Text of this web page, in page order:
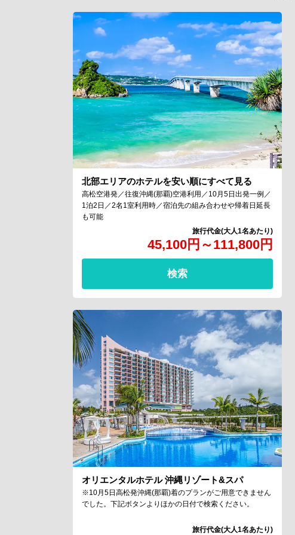
北部エリアのホテルを安い順にすべて見る
45,100円 ～111,800円
高松空港発／往復沖縄(那覇)空港利用／10月5日出発一例／
1泊2日／2名1室利用時／宿泊先の組み合わせや帰着日延長
も可能
検索
オリエンタルホテル 沖縄リゾート&スパ
※10月5日高松発沖縄(那覇)着のプランがご用意できません
でした。下記ボタンよりほかの日付で検索ください。